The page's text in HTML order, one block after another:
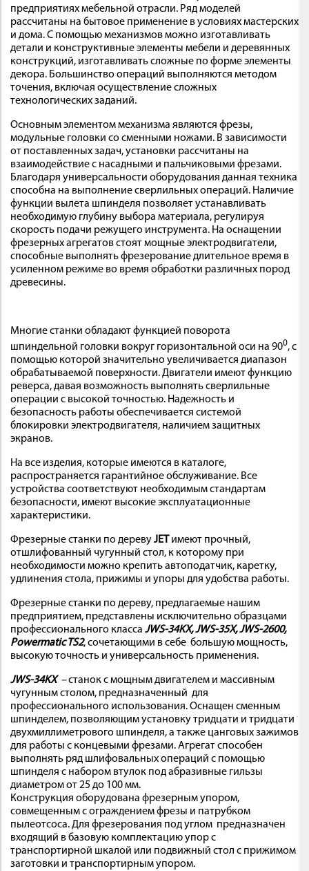
предприятиях мебельной отрасли. Ряд моделей
рассчитаны на бытовое применение в условиях мастерских
и дома. С помощью механизмов можно изготавливать
детали и конструктивные элементы мебели и деревянных
конструкций, изготавливать сложные по форме элементы
декора. Большинство операций выполняются методом
точения, включая осуществление сложных
технологических заданий.
Основным элементом механизма являются фрезы,
модульные головки со сменными ножами. В зависимости
от поставленных задач, установки рассчитаны на
взаимодействие с насадными и пальчиковыми фрезами.
Благодаря универсальности оборудования данная техника
способна на выполнение сверлильных операций. Наличие
функции вылета шпинделя позволяет устанавливать
необходимую глубину выбора материала, регулируя
скорость подачи режущего инструмента. На оснащении
фрезерных агрегатов стоят мощные электродвигатели,
способные выполнять фрезерование длительное время в
усиленном режиме во время обработки различных пород
древесины.
Многие станки обладают функцией поворота
шпиндельной головки вокруг горизонтальной оси на 900, с
помощью которой значительно увеличивается диапазон
обрабатываемой поверхности. Двигатели имеют функцию
реверса, давая возможность выполнять сверлильные
операции с высокой точностью. Надежность и
безопасность работы обеспечивается системой
блокировки электродвигателя, наличием защитных
экранов.
На все изделия, которые имеются в каталоге,
распространяется гарантийное обслуживание. Все
устройства соответствуют необходимым стандартам
безопасности, имеют высокие эксплуатационные
характеристики.
Фрезерные станки по деревуJETимеют прочный,
отшлифованный чугунный стол, к которому при
необходимости можно крепить автоподатчик, каретку,
удлинения стола, прижимы и упоры для удобства работы.
Фрезерные станки по дереву, предлагаемые нашим
предприятием, представлены исключительно образцами
профессионального класса JWS-34KX, JWS-35X, JWS-2600,
Powermatic TS2, сочетающими в себе большую мощность,
высокую точность и универсальность применения.
JWS-34KX –станок с мощным двигателем и массивным
чугунным столом, предназначенный для
профессионального использования. Оснащен сменным
шпинделем, позволяющим установку тридцати и тридцати
двухмиллиметрового шпинделя, а также цанговых зажимов
для работы с концевыми фрезами. Агрегат способен
выполнять ряд шлифовальных операций с помощью
шпинделя с набором втулок под абразивные гильзы
диаметром от 25 до 100 мм.
Конструкция оборудована фрезерным упором,
совмещенным с ограждением фрезы и патрубком
пылеотсоса. Для фрезерования под углом предназначен
входящий в базовую комплектацию упор с
транспортирной шкалой или подвижный стол с прижимом
заготовки и транспортирным упором.